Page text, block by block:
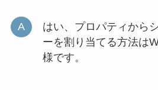
はい、プロパティから
ーを割り当てる方法は
様です。